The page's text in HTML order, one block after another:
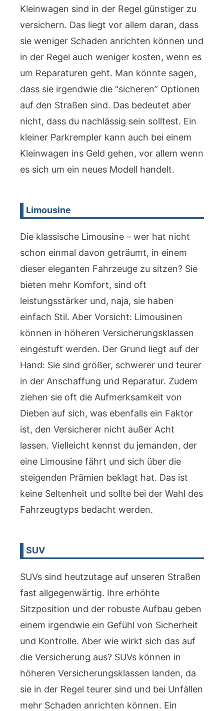
Kleinwagen sind in der Regel günstiger zu
versichern. Das liegt vor allem daran, dass
sie weniger Schaden anrichten können und
in der Regel auch weniger kosten, wenn es
um Reparaturen geht. Man könnte sagen,
dass sie irgendwie die “sicheren” Optionen
auf den Straßen sind. Das bedeutet aber
nicht, dass du nachlässig sein solltest. Ein
kleiner Parkrempler kann auch bei einem
Kleinwagen ins Geld gehen, vor allem wenn
es sich um ein neues Modell handelt.
Limousine
Die klassische Limousine – wer hat nicht
schon einmal davon geträumt, in einem
dieser eleganten Fahrzeuge zu sitzen? Sie
bieten mehr Komfort, sind oft
leistungsstärker und, naja, sie haben
einfach Stil. Aber Vorsicht: Limousinen
können in höheren Versicherungsklassen
eingestuft werden. Der Grund liegt auf der
Hand: Sie sind größer, schwerer und teurer
in der Anschaffung und Reparatur. Zudem
ziehen sie oft die Aufmerksamkeit von
Dieben auf sich, was ebenfalls ein Faktor
ist, den Versicherer nicht außer Acht
lassen. Vielleicht kennst du jemanden, der
eine Limousine fährt und sich über die
steigenden Prämien beklagt hat. Das ist
keine Seltenheit und sollte bei der Wahl des
Fahrzeugtyps bedacht werden.
SUV
SUVs sind heutzutage auf unseren Straßen
fast allgegenwärtig. Ihre erhöhte
Sitzposition und der robuste Aufbau geben
einem irgendwie ein Gefühl von Sicherheit
und Kontrolle. Aber wie wirkt sich das auf
die Versicherung aus? SUVs können in
höheren Versicherungsklassen landen, da
sie in der Regel teurer sind und bei Unfällen
mehr Schaden anrichten können. Ein